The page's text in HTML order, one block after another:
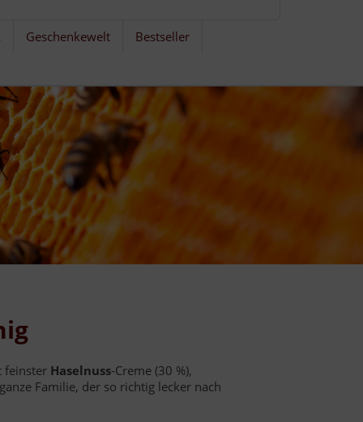
Geschenkewelt
Bestseller
feinster Haselnuss-Creme (30 %),
Familie, der so richtig lecker nach